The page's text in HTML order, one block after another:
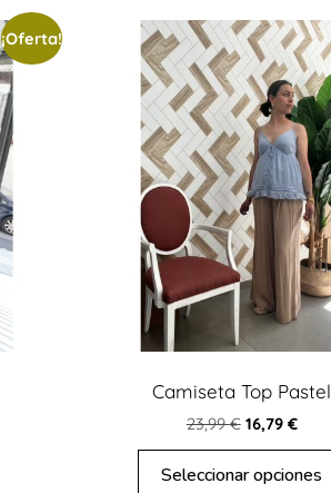
¡Oferta!
Camiseta Top Pastel
23,99€ 16,79 €
Seleccionar opciones